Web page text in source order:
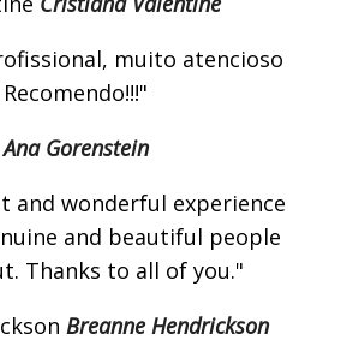
muito atencioso
Ana Gorenstein
and wonderful experience
and beautiful people
Thanks to all of you.
Breanne Hendrickson